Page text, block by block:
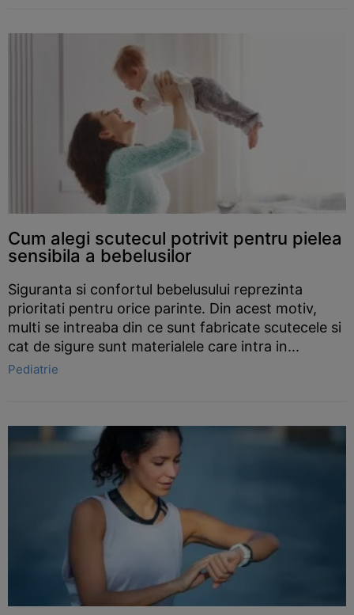
Cum alegi scutecul potrivit pentru pielea
sensibila a bebelusilor
Siguranta si confortul bebelusului reprezinta
prioritati pentru orice parinte. Din acest motiv,
multi se intreaba din ce sunt fabricate scutecele si
cat de sigure sunt materialele care intra in...
Pediatrie